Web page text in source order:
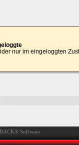
Besuchnur im eingeloggten
Software